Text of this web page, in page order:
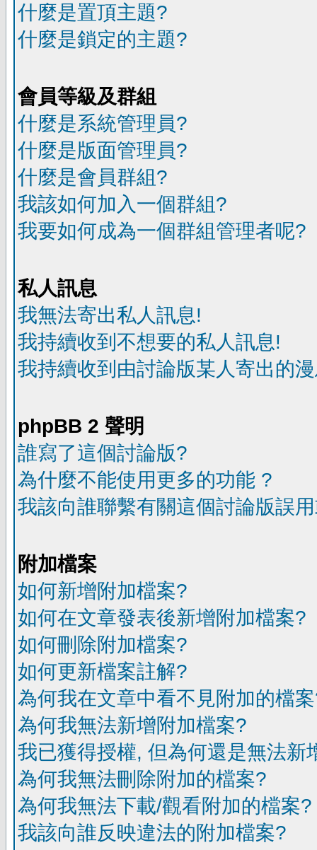
什麼是置頂主題?
什麼是鎖定的主題?
會員等級及群組
什麼是系統管理員?
什麼是版面管理員?
什麼是會員群組?
我該如何加入一個群組?
我要如何成為一個群組管理者呢?
私人訊息
我無法寄出私人訊息!
我持續收到不想要的私人訊息!
我持續收到由討論版某人寄出的
phpBB 2 聲明
誰寫了這個討論版?
為什麼不能使用更多的功能 ?
我該向誰聯繫有關這個討論版誤
附加檔案
如何新增附加檔案?
如何在文章發表後新增附加檔案?
如何刪除附加檔案?
如何更新檔案註解?
為何我在文章中看不見附加的檔
為何我無法新增附加檔案?
我已獲得授權, 但為何還是無法新
為何我無法刪除附加的檔案?
為何我無法下載/觀看附加的檔案?
我該向誰反映違法的附加檔案?